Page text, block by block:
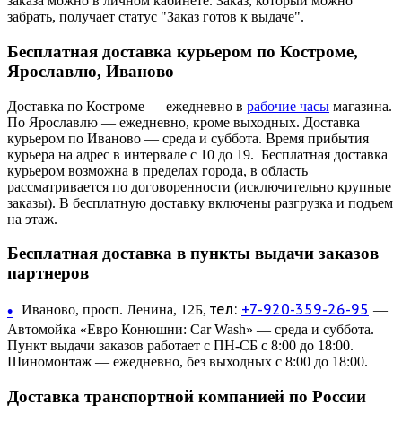
забрать, получает статус "Заказ готов к выдаче".
Бесплатная доставка курьером по Костроме,
Ярославлю, Иваново
Доставка по Костроме — ежедневно в рабочие часы магазина.
По Ярославлю — ежедневно, кроме выходных. Доставка
курьером по Иваново — среда и суббота. Время прибытия
курьера на адрес в интервале с 10 до 19. Бесплатная доставка
курьером возможна в пределах города, в область
рассматривается по договоренности (исключительно крупные
заказы). В бесплатную доставку включены разгрузка и подъем
на этаж.
Бесплатная доставка в пункты выдачи заказов
партнеров
• Иваново, просп. Ленина, 12Б, тел: +7-920-359-26-95 —
Автомойка «Евро Конюшни: Car Wash» — среда и суббота.
Пункт выдачи заказов работает с ПН-СБ с 8:00 до 18:00.
Шиномонтаж — ежедневно, без выходных с 8:00 до 18:00.
Доставка транспортной компанией по России